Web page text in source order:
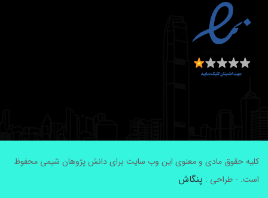
حقوق مادی و معنوی این وب سایت برای دانش پژوهان شیمی محفوظ
- طراحی :پنگاش